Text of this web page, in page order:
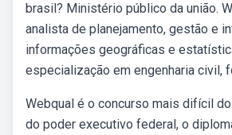
brasil? Ministério público da união.
analista de planejamento, gestão e
informações geográficas e
especialização em engenharia civil,
Webqual é o concurso mais difícil
do poder executivo federal, o